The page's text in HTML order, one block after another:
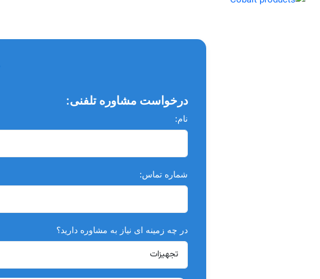
درخواست مشاوره تلفنی:
نام:
شماره تماس:
در چه زمینه ای نیاز به مشاوره دارید؟